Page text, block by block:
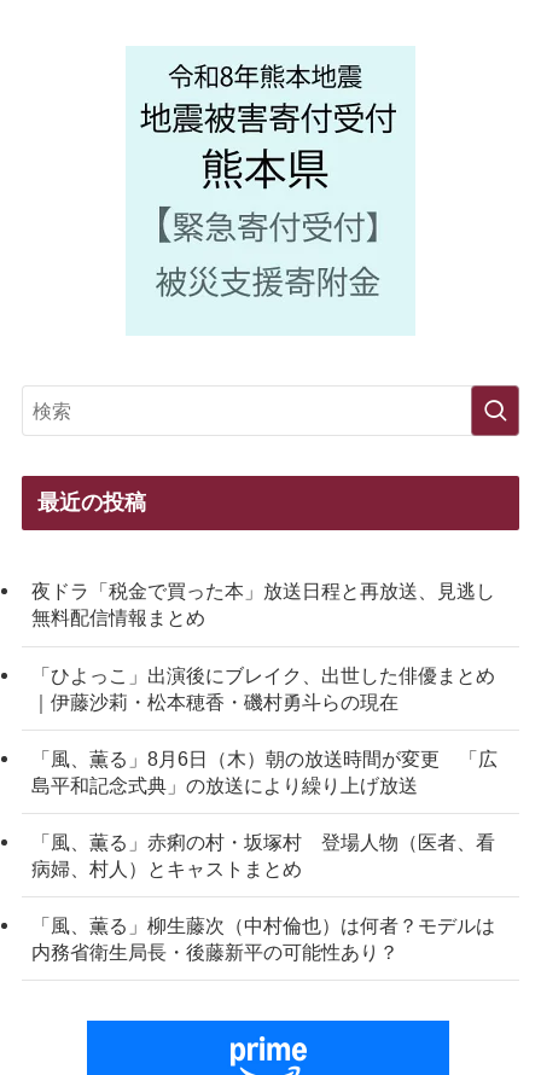
最近の投稿
夜ドラ「税金で買った本」放送日程と再放送、見逃し
無料配信情報まとめ
「ひよっこ」出演後にブレイク、出世した俳優まとめ
｜伊藤沙莉・松本穂香・磯村勇斗らの現在
「風、薫る」8月6日（木）朝の放送時間が変更 「広
島平和記念式典」の放送により繰り上げ放送
「風、薫る」赤痢の村・坂塚村 登場人物（医者、看
病婦、村人）とキャストまとめ
「風、薫る」柳生藤次（中村倫也）は何者？モデルは
内務省衛生局長・後藤新平の可能性あり？